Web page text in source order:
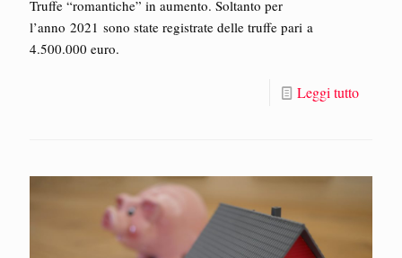
Truffe “romantiche” in aumento. Soltanto per
l’anno 2021 sono state registrate delle truffe pari a
4.500.000 euro.
Leggi tutto